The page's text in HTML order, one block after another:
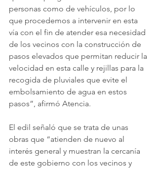
personas como de vehículos, por lo
que procedemos a intervenir en esta
vía con el fin de atender esa necesidad
de los vecinos con la construcción de
pasos elevados que permitan reducir la
velocidad en esta calle y rejillas para la
recogida de pluviales que evite el
embolsamiento de agua en estos
pasos”, afirmó Atencia.
El edil señaló que se trata de unas
obras que “atienden de nuevo al
interés general y muestran la cercanía
de este gobierno con los vecinos y